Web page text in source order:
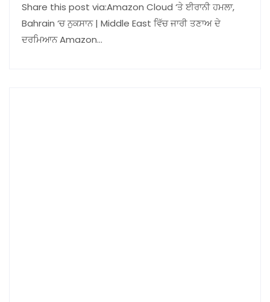
Share this post via:Amazon Cloud ‘ਤੇ ਈਰਾਨੀ ਹਮਲਾ,
Bahrain ‘ਚ ਨੁਕਸਾਨ | Middle East ਵਿੱਚ ਜਾਰੀ ਤਣਾਅ ਦੇ
ਦਰਮਿਆਨ Amazon…